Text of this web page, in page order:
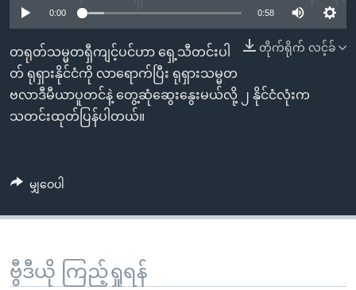
စာမျက်နှာ
သို့
ကျော်
ကြည့်
ရန်
ရန်
ဗွီအိုအေ လူမှုကွန်ယက်များ
0:00 0:58
တိုက်ရိုက် လင့်ခ်
တရုတ်သမ္မတရှီကျင့်ပင်ဟာ ရှေ့သီတင်းပါ
တ် ရုရှားနိုင်ငံကို လာရောက်ပြီး ရုရှားသမ္မတ
ဗလာဒီမီယာပူတင်နဲ့ တွေ့ဆုံဆွေးနွေးမယ်လို့ ၂ နိုင်ငံလုံးက
သတင်းထုတ်ပြန်ပါတယ်။
မျှဝေပါ
ဗွီဒီယို ကြည့်ရှုရန်